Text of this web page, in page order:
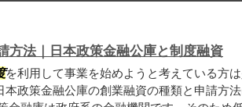
方法｜日本政策金融公庫と制度融資
を利用して事業を始めようと考えている方
本政策金融公庫の創業融資の種類と申請方